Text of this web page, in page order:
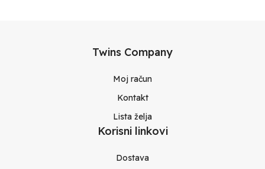
Twins Company
Moj račun
Kontakt
Lista želja
Korisni linkovi
Dostava